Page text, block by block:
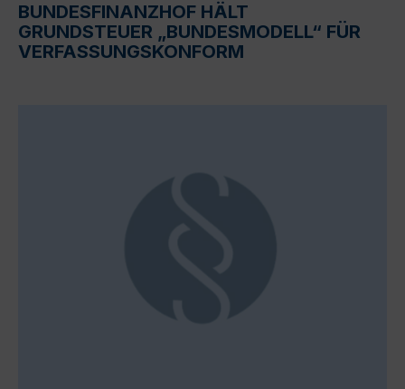
BUNDESFINANZHOF HÄLT
GRUNDSTEUER „BUNDESMODELL“ FÜR
VERFASSUNGSKONFORM